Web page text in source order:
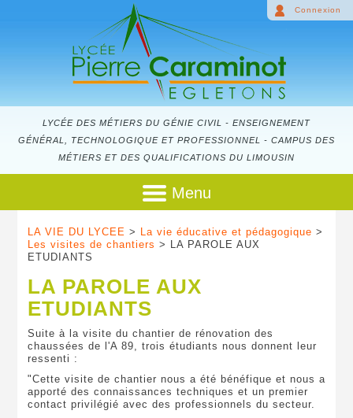
LYCÉE DES MÉTIERS DU GÉNIE CIVIL - ENSEIGNEMENT
GÉNÉRAL, TECHNOLOGIQUE ET PROFESSIONNEL - CAMPUS DES
MÉTIERS ET DES QUALIFICATIONS DU LIMOUSIN
Connexion
Menu
LA VIE DU LYCEE > La vie éducative et pédagogique >
Les visites de chantiers > LA PAROLE AUX
ETUDIANTS
LA PAROLE AUX
ETUDIANTS
Suite à la visite du chantier de rénovation des
chaussées de l'A 89, trois étudiants nous donnent leur
ressenti :
"Cette visite de chantier nous a été bénéfique et nous a
apporté des connaissances techniques et un premier
contact privilégié avec des professionnels du secteur.